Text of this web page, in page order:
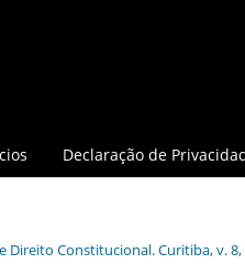
Declaração de
Direito Constitucional. Curitiba, v. 8,